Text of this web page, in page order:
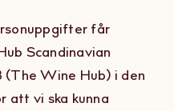
får
Scandinavian
(The Wine Hub) i den
att vi ska kunna